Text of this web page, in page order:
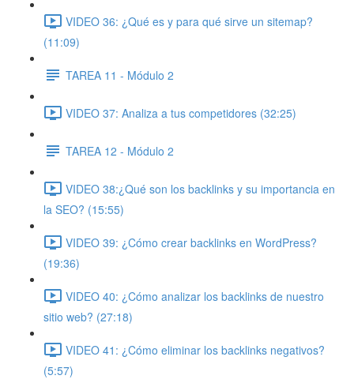
VIDEO 36: ¿Qué es y para qué sirve un sitemap?
(11:09)
TAREA 11 - Módulo 2
VIDEO 37: Analiza a tus competidores (32:25)
TAREA 12 - Módulo 2
VIDEO 38:¿Qué son los backlinks y su importancia en
la SEO? (15:55)
VIDEO 39: ¿Cómo crear backlinks en WordPress?
(19:36)
VIDEO 40: ¿Cómo analizar los backlinks de nuestro
sitio web? (27:18)
VIDEO 41: ¿Cómo eliminar los backlinks negativos?
(5:57)